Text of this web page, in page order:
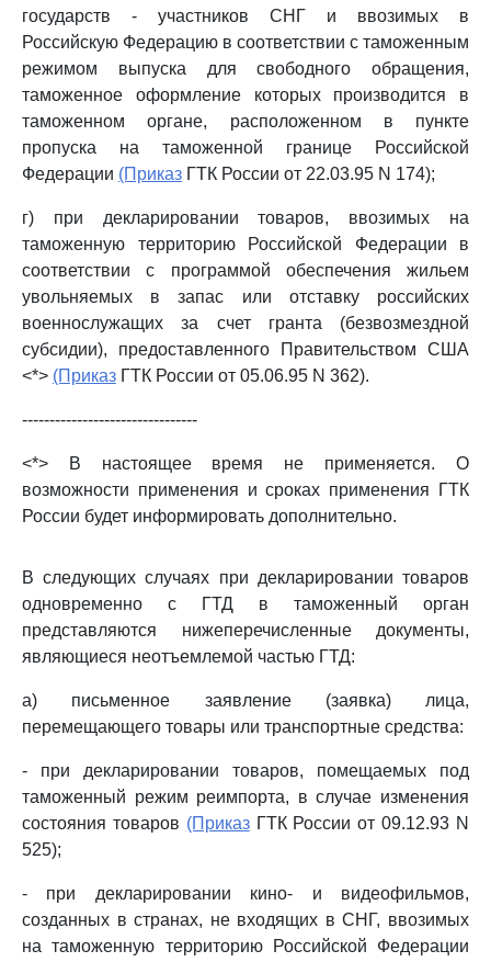
государств - участников СНГ и ввозимых в
Российскую Федерацию в соответствии с таможенным
режимом выпуска для свободного обращения,
таможенное оформление которых производится в
таможенном органе, расположенном в пункте
пропуска на таможенной границе Российской
Федерации (Приказ ГТК России от 22.03.95 N 174);
г) при декларировании товаров, ввозимых на
таможенную территорию Российской Федерации в
соответствии с программой обеспечения жильем
увольняемых в запас или отставку российских
военнослужащих за счет гранта (безвозмездной
субсидии), предоставленного Правительством США
<*> (Приказ ГТК России от 05.06.95 N 362).
--------------------------------
<*> В настоящее время не применяется. О
возможности применения и сроках применения ГТК
России будет информировать дополнительно.
В следующих случаях при декларировании товаров
одновременно с ГТД в таможенный орган
представляются нижеперечисленные документы,
являющиеся неотъемлемой частью ГТД:
а) письменное заявление (заявка) лица,
перемещающего товары или транспортные средства:
- при декларировании товаров, помещаемых под
таможенный режим реимпорта, в случае изменения
состояния товаров (ПриказГТК России от 09.12.93 N
525);
- при декларировании кино- и видеофильмов,
созданных в странах, не входящих в СНГ, ввозимых
на таможенную территорию Российской Федерации